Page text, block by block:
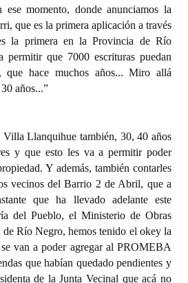
momento, donde anunciamos la
que es la primera aplicación a través
la primera en la Provincia de Río
que 7000 escrituras puedan
que hace muchos años... Miro allá
años...”
Villa Llanquihue también, 30, 40 años
y que esto les va a permitir poder
Y además, también contarles
vecinos del Barrio 2 de Abril, que a
que ha llevado adelante este
del Pueblo, el Ministerio de Obras
Río Negro, hemos tenido el okey la
se van a poder agregar al PROMEBA
que habían quedado pendientes y
de la Junta Vecinal que acá no